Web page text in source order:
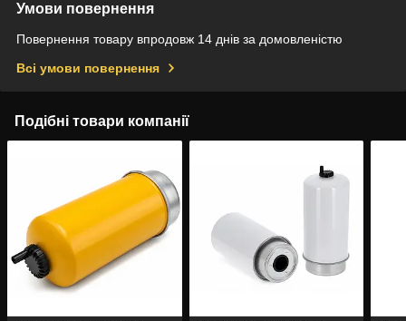
Умови повернення
Повернення товару впродовж 14 днів за домовленістю
Всі умови повернення
Подібні товари компанії